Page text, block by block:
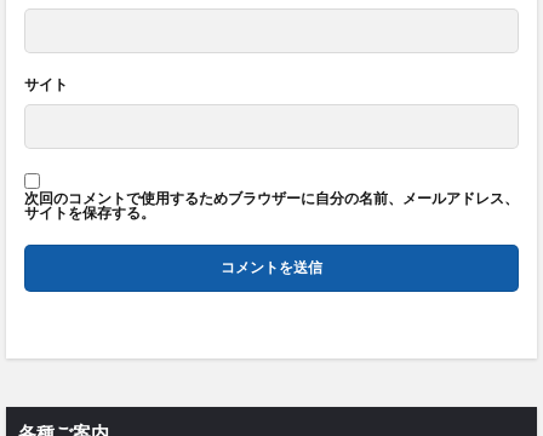
サイト
次回のコメントで使用するためブラウザーに自分の名前、メールアドレス、
サイトを保存する。